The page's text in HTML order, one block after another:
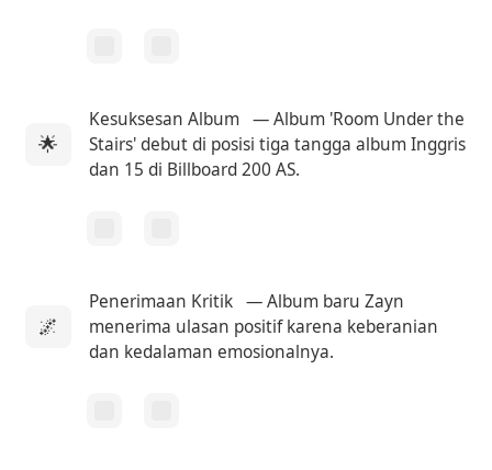
🌟
Kesuksesan Album — Album 'Room Under the
Stairs' debut di posisi tiga tangga album Inggris
dan 15 di Billboard 200 AS.
🌌
Penerimaan Kritik — Album baru Zayn
menerima ulasan positif karena keberanian
dan kedalaman emosionalnya.